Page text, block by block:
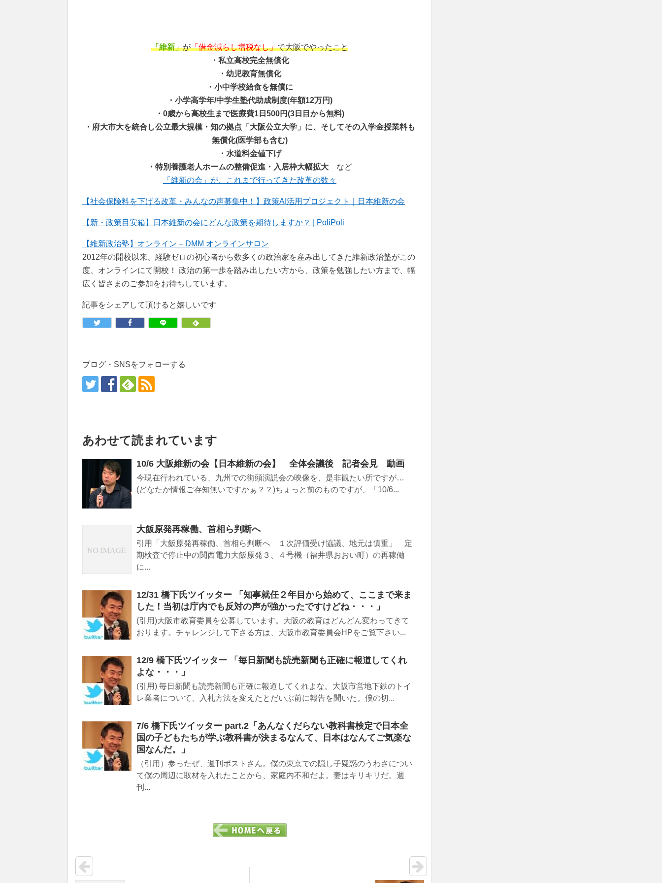
「維新」が「借金減らし増税なし」で大阪でやったこと
・私立高校完全無償化
・幼児教育無償化
・小中学校給食を無償に
・小学高学年/中学生塾代助成制度(年額12万円)
・0歳から高校生まで医療費1日500円(3日目から無料)
・府大市大を統合し公立最大規模・知の拠点「大阪公立大学」に、そしてその入学金授業料も
無償化(医学部も含む)
・水道料金値下げ
・特別養護老人ホームの整備促進・入居枠大幅拡大 など
「維新の会」が、これまで行ってきた改革の数々
【社会保険料を下げる改革・みんなの声募集中！】政策AI活用プロジェクト｜日本維新の会
【新・政策目安箱】日本維新の会にどんな政策を期待しますか？ | PoliPoli
【維新政治塾】オンライン – DMM オンラインサロン
2012年の開校以来、経験ゼロの初心者から数多くの政治家を産み出してきた維新政治塾がこの
度、オンラインにて開校！ 政治の第一歩を踏み出したい方から、政策を勉強したい方まで、幅
広く皆さまのご参加をお待ちしています。
記事をシェアして頂けると嬉しいです
ブログ・SNSをフォローする
あわせて読まれています
10/6 大阪維新の会【日本維新の会】 全体会議後 記者会見 動画
今現在行われている、九州での街頭演説会の映像を、是非観たい所ですが…
(どなたか情報ご存知無いですかぁ？？)ちょっと前のものですが、「10/6...
大飯原発再稼働、首相ら判断へ
引用「大飯原発再稼働、首相ら判断へ １次評価受け協議、地元は慎重」 定
期検査で停止中の関西電力大飯原発３、４号機（福井県おおい町）の再稼働
に...
12/31 橋下氏ツイッター 「知事就任２年目から始めて、ここまで来ま
した！当初は庁内でも反対の声が強かったですけどね・・・」
(引用)大阪市教育委員を公募しています。大阪の教育はどんどん変わってきて
おります。チャレンジして下さる方は、大阪市教育委員会HPをご覧下さい...
12/9 橋下氏ツイッター 「毎日新聞も読売新聞も正確に報道してくれ
よな・・・」
(引用) 毎日新聞も読売新聞も正確に報道してくれよな。大阪市営地下鉄のトイ
レ業者について、入札方法を変えたとだいぶ前に報告を聞いた。僕の切...
7/6 橋下氏ツイッター part.2「あんなくだらない教科書検定で日本全
国の子どもたちが学ぶ教科書が決まるなんて、日本はなんてご気楽な
国なんだ。」
（引用）参ったぜ、週刊ポストさん。僕の東京での隠し子疑惑のうわさについ
て僕の周辺に取材を入れたことから、家庭内不和だよ。妻はキリキリだ。週
刊...